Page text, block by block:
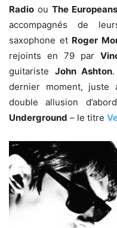
Radio ou The Europeans
accompagnés de
saxophone et Roger
rejoints en 79 par
guitariste John Ashton
dernier moment, juste
double allusion
Underground – le titre